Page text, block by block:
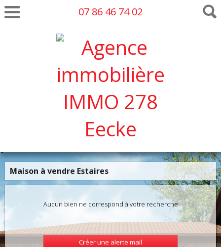
07 86 46 74 02
Maison à vendre Estaires
Aucun bien ne correspond à votre recherche
Créer une alerte mail